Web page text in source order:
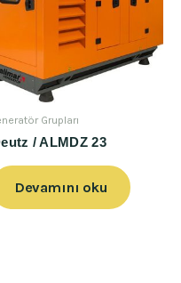
Grupları
/ ALMDZ 23
Devamını oku